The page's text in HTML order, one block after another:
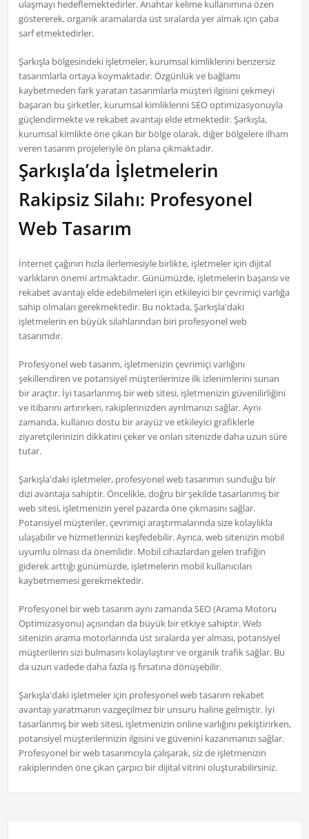
ulaşmayı hedeflemektedirler. Anahtar kelime kullanımına özen
göstererek, organik aramalarda üst sıralarda yer almak için çaba
sarf etmektedirler.
Şarkışla bölgesindeki işletmeler, kurumsal kimliklerini benzersiz
tasarımlarla ortaya koymaktadır. Özgünlük ve bağlamı
kaybetmeden fark yaratan tasarımlarla müşteri ilgisini çekmeyi
başaran bu şirketler, kurumsal kimliklerini SEO optimizasyonuyla
güçlendirmekte ve rekabet avantajı elde etmektedir. Şarkışla,
kurumsal kimlikte öne çıkan bir bölge olarak, diğer bölgelere ilham
veren tasarım projeleriyle ön plana çıkmaktadır.
Şarkışla’da İşletmelerin
Rakipsiz Silahı: Profesyonel
Web Tasarım
İnternet çağının hızla ilerlemesiyle birlikte, işletmeler için dijital
varlıkların önemi artmaktadır. Günümüzde, işletmelerin başarısı ve
rekabet avantajı elde edebilmeleri için etkileyici bir çevrimiçi varlığa
sahip olmaları gerekmektedir. Bu noktada, Şarkışla'daki
işletmelerin en büyük silahlarından biri profesyonel web
tasarımdır.
Profesyonel web tasarım, işletmenizin çevrimiçi varlığını
şekillendiren ve potansiyel müşterilerinize ilk izlenimlerini sunan
bir araçtır. İyi tasarlanmış bir web sitesi, işletmenizin güvenilirliğini
ve itibarını artırırken, rakiplerinizden ayrılmanızı sağlar. Aynı
zamanda, kullanıcı dostu bir arayüz ve etkileyici grafiklerle
ziyaretçilerinizin dikkatini çeker ve onları sitenizde daha uzun süre
tutar.
Şarkışla'daki işletmeler, profesyonel web tasarımın sunduğu bir
dizi avantaja sahiptir. Öncelikle, doğru bir şekilde tasarlanmış bir
web sitesi, işletmenizin yerel pazarda öne çıkmasını sağlar.
Potansiyel müşteriler, çevrimiçi araştırmalarında size kolaylıkla
ulaşabilir ve hizmetlerinizi keşfedebilir. Ayrıca, web sitenizin mobil
uyumlu olması da önemlidir. Mobil cihazlardan gelen trafiğin
giderek arttığı günümüzde, işletmelerin mobil kullanıcıları
kaybetmemesi gerekmektedir.
Profesyonel bir web tasarım aynı zamanda SEO (Arama Motoru
Optimizasyonu) açısından da büyük bir etkiye sahiptir. Web
sitenizin arama motorlarında üst sıralarda yer alması, potansiyel
müşterilerin sizi bulmasını kolaylaştırır ve organik trafik sağlar. Bu
da uzun vadede daha fazla iş fırsatına dönüşebilir.
Şarkışla'daki işletmeler için profesyonel web tasarım rekabet
avantajı yaratmanın vazgeçilmez bir unsuru haline gelmiştir. İyi
tasarlanmış bir web sitesi, işletmenizin online varlığını pekiştirirken,
potansiyel müşterilerinizin ilgisini ve güvenini kazanmanızı sağlar.
Profesyonel bir web tasarımcıyla çalışarak, siz de işletmenizin
rakiplerinden öne çıkan çarpıcı bir dijital vitrini oluşturabilirsiniz.